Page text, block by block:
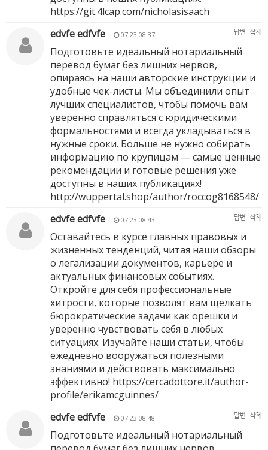
https://git.4lcap.com/nicholasisaach
edvfe edfvfe
07.23 08:37 답변 삭제
Подготовьте идеальный нотариальный
перевод бумаг без лишних нервов,
опираясь на наши авторские инструкции и
удобные чек-листы. Мы объединили опыт
лучших специалистов, чтобы помочь вам
уверенно справляться с юридическими
формальностями и всегда укладываться в
нужные сроки. Больше не нужно собирать
информацию по крупицам — самые ценные
рекомендации и готовые решения уже
доступны в наших публикациях!
http://wuppertal.shop/author/roccog8168548/
edvfe edfvfe
07.23 08:43 답변 삭제
Оставайтесь в курсе главных правовых и
жизненных тенденций, читая наши обзоры
о легализации документов, карьере и
актуальных финансовых событиях.
Откройте для себя профессиональные
хитрости, которые позволят вам щелкать
бюрократические задачи как орешки и
уверенно чувствовать себя в любых
ситуациях. Изучайте наши статьи, чтобы
ежедневно вооружаться полезными
знаниями и действовать максимально
эффективно! https://cercadottore.it/author-
profile/erikamcguinnes/
edvfe edfvfe
07.23 08:48 답변 삭제
Подготовьте идеальный нотариальный